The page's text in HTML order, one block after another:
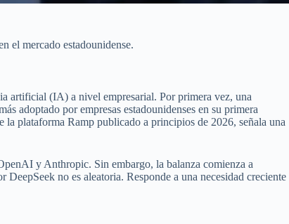
el mercado estadounidense.
artificial (IA) a nivel empresarial. Por primera vez, una
adoptado por empresas estadounidenses en su primera
plataforma Ramp publicado a principios de 2026, señala una
y Anthropic. Sin embargo, la balanza comienza a
no es aleatoria. Responde a una necesidad creciente